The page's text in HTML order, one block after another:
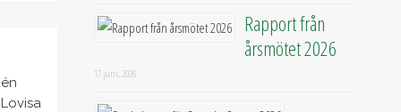
Rapport från
årsmötet 2026
17 juni, 2026